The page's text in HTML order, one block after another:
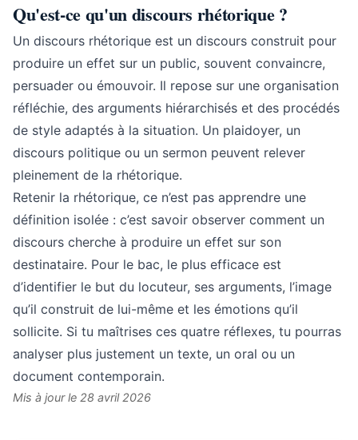
Qu'est-ce qu'un discours rhétorique ?
Un discours rhétorique est un discours construit pour
produire un effet sur un public, souvent convaincre,
persuader ou émouvoir. Il repose sur une organisation
réfléchie, des arguments hiérarchisés et des procédés
de style adaptés à la situation. Un plaidoyer, un
discours politique ou un sermon peuvent relever
pleinement de la rhétorique.
Retenir la rhétorique, ce n’est pas apprendre une
définition isolée : c’est savoir observer comment un
discours cherche à produire un effet sur son
destinataire. Pour le bac, le plus efficace est
d’identifier le but du locuteur, ses arguments, l’image
qu’il construit de lui-même et les émotions qu’il
sollicite. Si tu maîtrises ces quatre réflexes, tu pourras
analyser plus justement un texte, un oral ou un
document contemporain.
Mis à jour le 28 avril 2026